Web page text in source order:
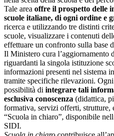
Tale area offre il prospetto delle
scuole italiane, di ogni ordine e
ricerca e utilizzando tre distinti
scuole, visualizzare i contenuti
effettuare un confronto sulla base
Il Ministero cura l’aggiornamento
riguardanti la singola istituzione
informazioni presenti nel sistema
tramite specifiche rilevazioni. Ogni
possibilità di integrare tali
esclusiva conoscenza (didattica,
formativa, servizi offerti, strutture,
“Scuola in chiaro”, disponibile
SIDI.